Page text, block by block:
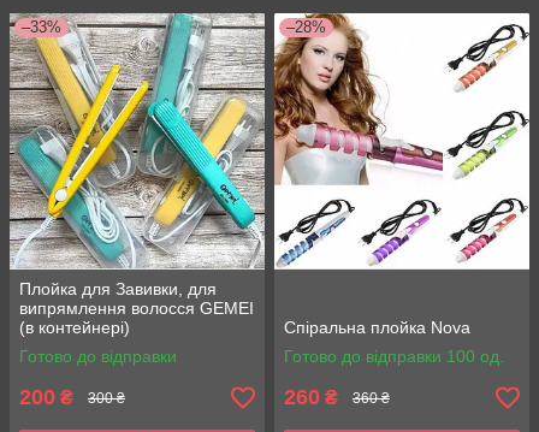
–33%
Плойка для Завивки, для
випрямлення волосся GEMEI
(в контейнері)
Готово до відправки
200 ₴ 300 ₴
–28%
Спіральна плойка Nova
Готово до відправки 100 од.
260 ₴ 360 ₴